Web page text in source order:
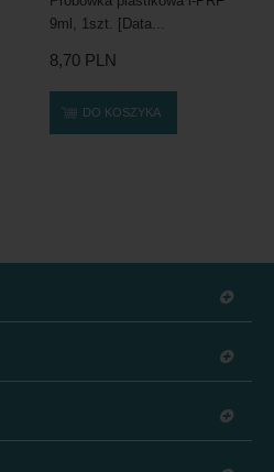
9ml, 1szt. [Data...
8,70 PLN
DO KOSZYKA